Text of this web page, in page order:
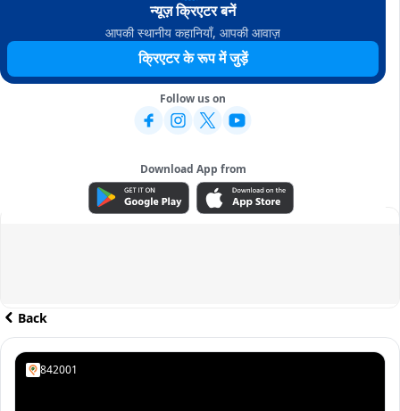
न्यूज़ क्रिएटर बनें
आपकी स्थानीय कहानियाँ, आपकी आवाज़
क्रिएटर के रूप में जुड़ें
Follow us on
Download App from
ADVERTISEMENT
Back
842001